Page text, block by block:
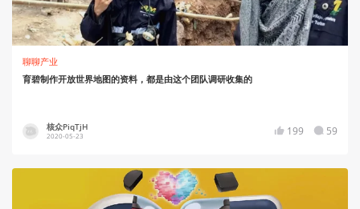
聊聊产业
育碧制作开放世界地图的资料，都是由这个团队调研收集的
核众PiqTjH
2020-05-23 199 59